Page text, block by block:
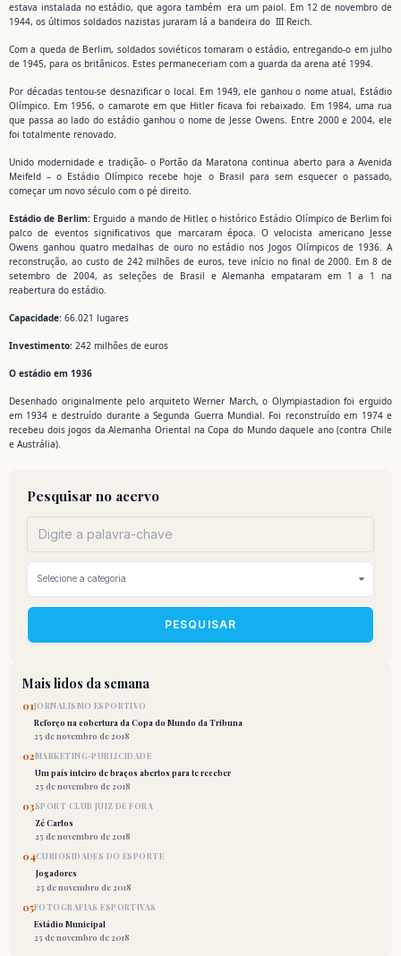
estava instalada no estádio, que agora também era um paiol. Em 12 de novembro de
1944, os últimos soldados nazistas juraram lá a bandeira do III Reich.
Com a queda de Berlim, soldados soviéticos tomaram o estádio, entregando-o em julho
de 1945, para os britânicos. Estes permaneceriam com a guarda da arena até 1994.
Por décadas tentou-se desnazificar o local. Em 1949, ele ganhou o nome atual, Estádio
Olímpico. Em 1956, o camarote em que Hitler ficava foi rebaixado. Em 1984, uma rua
que passa ao lado do estádio ganhou o nome de Jesse Owens. Entre 2000 e 2004, ele
foi totalmente renovado.
Unido modernidade e tradição- o Portão da Maratona continua aberto para a Avenida
Meifeld – o Estádio Olímpico recebe hoje o Brasil para sem esquecer o passado,
começar um novo século com o pé direito.
Estádio de Berlim: Erguido a mando de Hitler, o histórico Estádio Olímpico de Berlim foi
palco de eventos significativos que marcaram época. O velocista americano Jesse
Owens ganhou quatro medalhas de ouro no estádio nos Jogos Olímpicos de 1936. A
reconstrução, ao custo de 242 milhões de euros, teve início no final de 2000. Em 8 de
setembro de 2004, as seleções de Brasil e Alemanha empataram em 1 a 1 na
reabertura do estádio.
Capacidade: 66.021 lugares
Investimento: 242 milhões de euros
O estádio em 1936
Desenhado originalmente pelo arquiteto Werner March, o Olympiastadion foi erguido
em 1934 e destruído durante a Segunda Guerra Mundial. Foi reconstruído em 1974 e
recebeu dois jogos da Alemanha Oriental na Copa do Mundo daquele ano (contra Chile
e Austrália).
Pesquisar no acervo
PESQUISAR
Mais lidos da semana
01JORNALISMO ESPORTIVO
Reforço na cobertura da Copa do Mundo da Tribuna
25 de novembro de 2018
02MARKETING-PUBLICIDADE
Um país inteiro de braços abertos para te receber
25 de novembro de 2018
03SPORT CLUB JUIZ DE FORA
Zé Carlos
25 de novembro de 2018
04CURIOSIDADES DO ESPORTE
Jogadores
25 de novembro de 2018
05FOTOGRAFIAS ESPORTIVAS
Estádio Municipal
25 de novembro de 2018